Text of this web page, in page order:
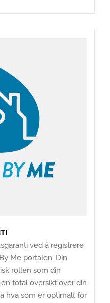
ved å registrere
Me portalen. Din
rollen som din
total oversikt over din
hva som er optimalt for